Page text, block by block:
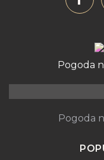
Pogoda
Pogoda